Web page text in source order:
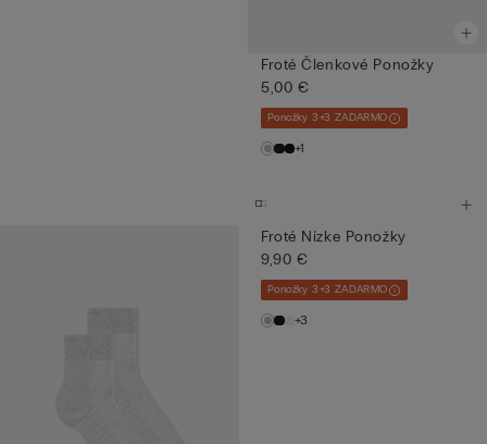
Froté Členkové Ponožky
5,00 €
Ponožky 3+3 ZADARMO
+1
Froté Nízke Ponožky
9,90 €
Ponožky 3+3 ZADARMO
+3